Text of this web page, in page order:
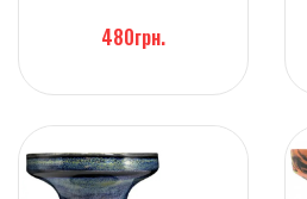
480грн.